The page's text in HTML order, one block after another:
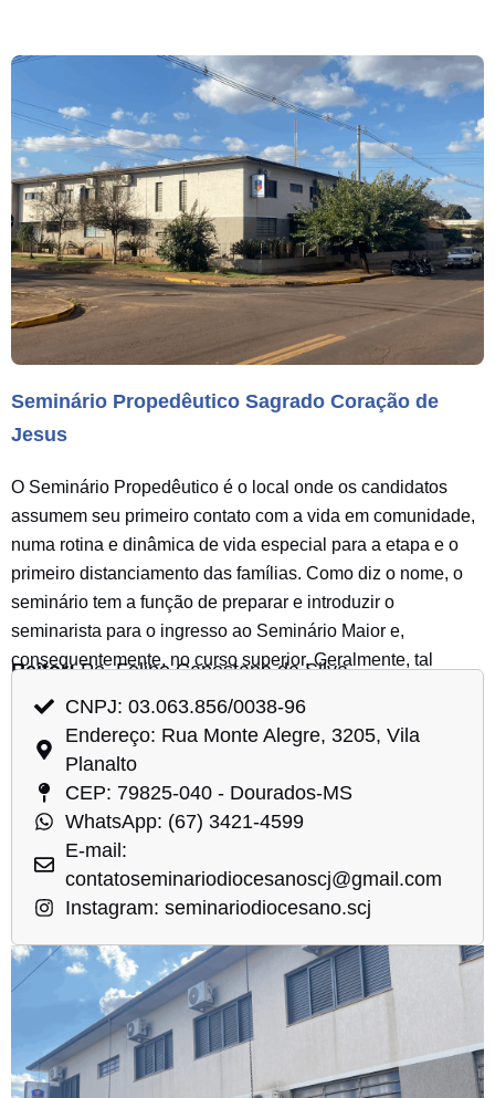
Seminário Propedêutico Sagrado Coração de
Jesus
O Seminário Propedêutico é o local onde os candidatos
assumem seu primeiro contato com a vida em comunidade,
numa rotina e dinâmica de vida especial para a etapa e o
primeiro distanciamento das famílias. Como diz o nome, o
seminário tem a função de preparar e introduzir o
seminarista para o ingresso ao Seminário Maior e,
consequentemente, no curso superior. Geralmente, tal
dependendo da necessidade.
Reitor: Pe. Felipe Capestana da Silva
Nascimento:05/06Ordenação Sacerdotal:
CNPJ: 03.063.856/0038-96
Endereço: Rua Monte Alegre, 3205, Vila
Planalto
CEP: 79825-040 - Dourados-MS
WhatsApp: (67) 3421-4599
E-mail:
contatoseminariodiocesanoscj@gmail.com
Instagram: seminariodiocesano.scj